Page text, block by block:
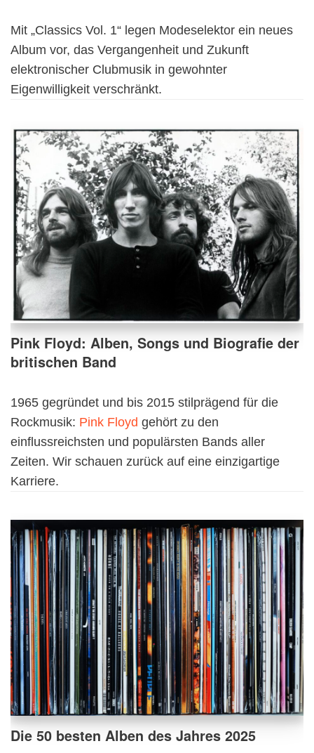
Mit „Classics Vol. 1“ legen Modeselektor ein neues
Album vor, das Vergangenheit und Zukunft
elektronischer Clubmusik in gewohnter
Eigenwilligkeit verschränkt.
Pink Floyd: Alben, Songs und Biografie der
britischen Band
1965 gegründet und bis 2015 stilprägend für die
Rockmusik: Pink Floyd gehört zu den
einflussreichsten und populärsten Bands aller
Zeiten. Wir schauen zurück auf eine einzigartige
Karriere.
Die 50 besten Alben des Jahres 2025